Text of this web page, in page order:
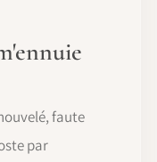
faute
par